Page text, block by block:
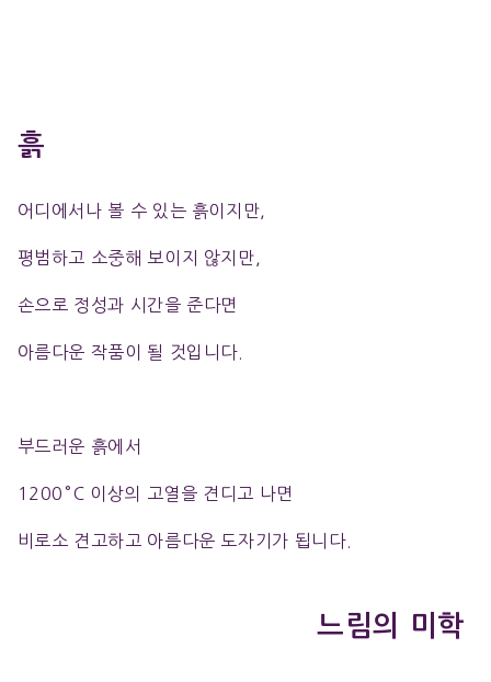
흙
어디에서나 볼 수 있는 흙이지만,
평범하고 소중해 보이지 않지만,
손으로 정성과 시간을 준다면
아름다운 작품이 될 것입니다.
부드러운 흙에서
1200°C 이상의 고열을 견디고 나면
비로소 견고하고 아름다운 도자기가 됩니다.
느림의 미학